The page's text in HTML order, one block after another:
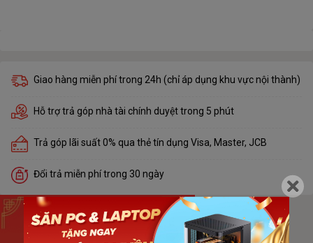
Giao hàng miễn phí trong 24h (chỉ áp dụng khu vực nội thành)
Hỗ trợ trả góp nhà tài chính duyệt trong 5 phút
Trả góp lãi suất 0% qua thẻ tín dụng Visa, Master, JCB
Đổi trả miễn phí trong 30 ngày